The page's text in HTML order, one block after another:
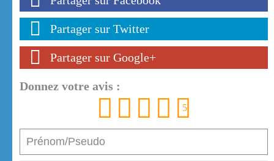
Partager sur Twitter
Partager sur Google+
Donnez votre avis :
5